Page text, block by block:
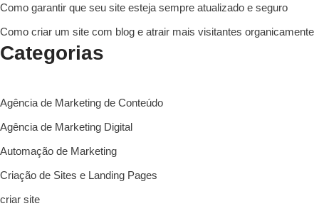
Como garantir que seu site esteja sempre atualizado e seguro
Como criar um site com blog e atrair mais visitantes organicamente
Categorias
Agência de Marketing de Conteúdo
Agência de Marketing Digital
Automação de Marketing
Criação de Sites e Landing Pages
criar site